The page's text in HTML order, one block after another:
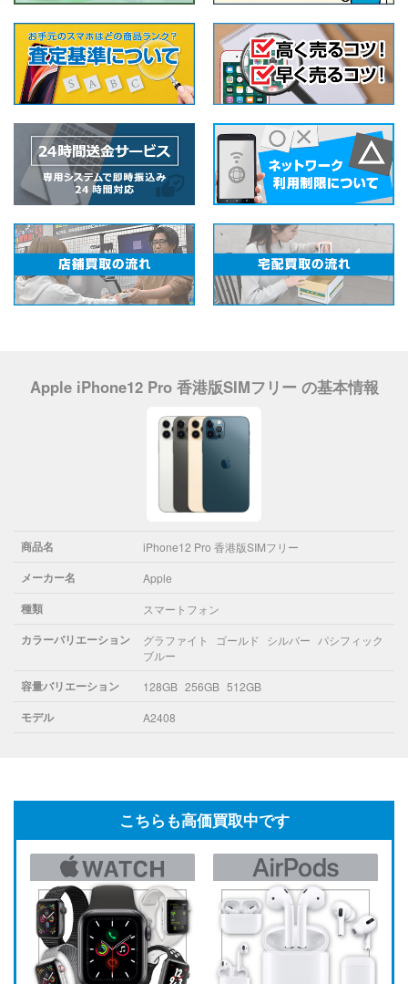
Apple iPhone12 Pro 香港版SIMフリー の基本情報
商品名 iPhone12 Pro 香港版SIMフリー
メーカー名 Apple
種類 スマートフォン
カラーバリエーション グラファイト ゴールド シルバー パシフィック
ブルー
容量バリエーション 128GB 256GB 512GB
モデル A2408
こちらも高価買取中です